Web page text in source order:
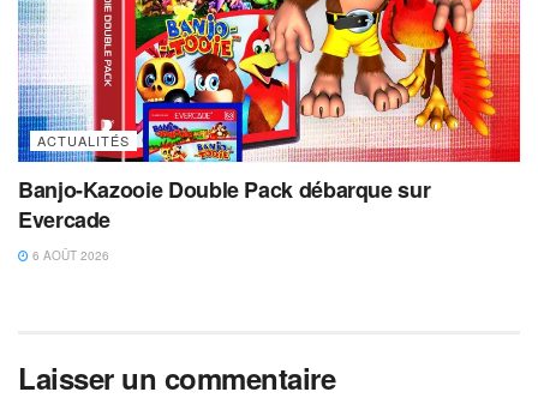
ACTUALITÉS
Banjo-Kazooie Double Pack débarque sur
Evercade
6 AOÛT 2026
Laisser un commentaire